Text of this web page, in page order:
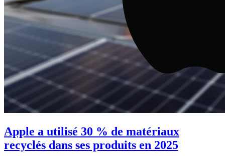
Apple a utilisé 30 % de matériaux
recyclés dans ses produits en 2025